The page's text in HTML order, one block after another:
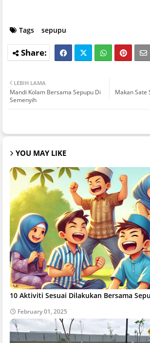
Tags sepupu
Makan Sate
LEBIH LAMA
Mandi Kolam Bersama Sepupu Di
Semenyih
YOU MAY LIKE
10 Aktiviti Sesuai Dilakukan Bersama
February 01, 2025